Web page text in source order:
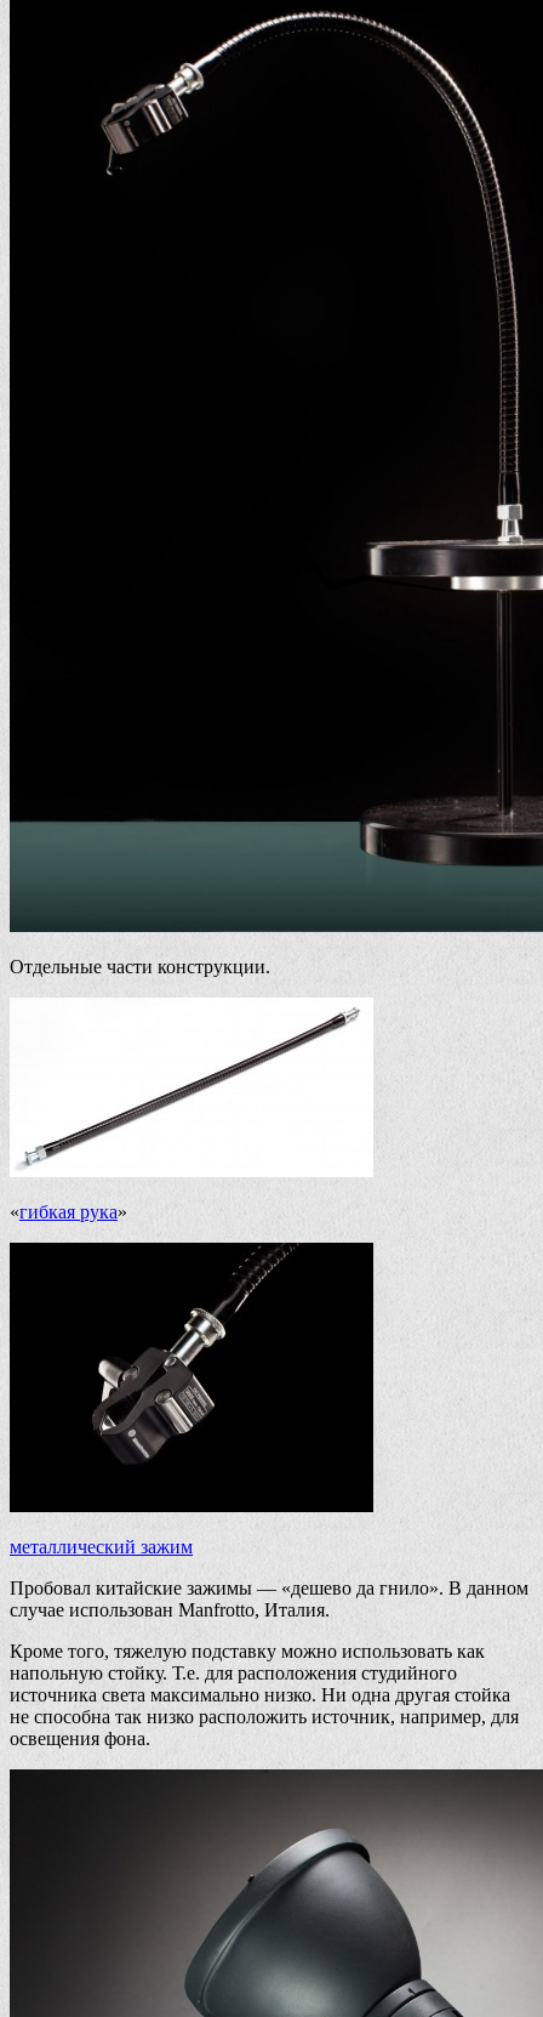
Отдельные части конструкции.
«гибкая рука»
металлический зажим
Пробовал китайские зажимы — «дешево да гнило». В данном
случае использован Manfrotto, Италия.
Кроме того, тяжелую подставку можно использовать как
напольную стойку. Т.е. для расположения студийного
источника света максимально низко. Ни одна другая стойка
не способна так низко расположить источник, например, для
освещения фона.